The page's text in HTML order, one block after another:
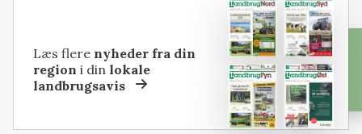
Læs flere nyheder fra din
region i dinlokale
landbrugsavis